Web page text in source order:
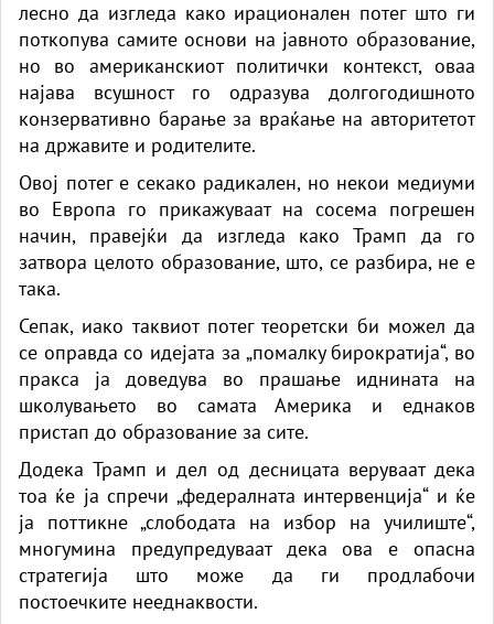
лесно да изгледа како ирационален потег што ги
поткопува самите основи на јавното образование,
но во американскиот политички контекст, оваа
најава всушност го одразува долгогодишното
конзервативно барање за враќање на авторитетот
на државите и родителите.
Овој потег е секако радикален, но некои медиуми
во Европа го прикажуваат на сосема погрешен
начин, правејќи да изгледа како Трамп да го
затвора целото образование, што, се разбира, не е
така.
Сепак, иако таквиот потег теоретски би можел да
се оправда со идејата за „помалку бирократија“, во
пракса ја доведува во прашање иднината на
школувањето во самата Америка и еднаков
пристап до образование за сите.
Додека Трамп и дел од десницата веруваат дека
тоа ќе ја спречи „федералната интервенција“ и ќе
ја поттикне „слободата на избор на училиште“,
многумина предупредуваат дека ова е опасна
стратегија што може да ги продлабочи
постоечките нееднаквости.